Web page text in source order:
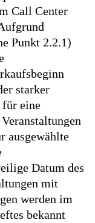
Call Center
Punkt 2.2.1)
starker
für eine
ausgewählte
Datum des
mit
werden im
bekannt